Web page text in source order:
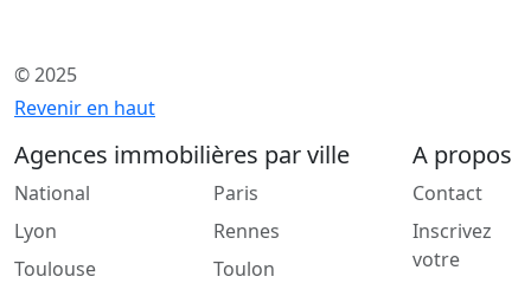
© 2025
Revenir en haut
Agences immobilières par ville
National
Lyon
Toulouse
Paris
Rennes
Toulon
A propos
Contact
Inscrivez
votre